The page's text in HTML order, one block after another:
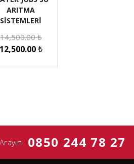
ARITMA
SİSTEMLERİ
14,500.00₺
12,500.00₺
0850 244 78 27